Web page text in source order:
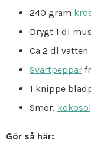
240 gram
Drygt 1 dl
Ca 2 dl vatten
Svartpeppar
1 knippe
Smör,
Gör så här: